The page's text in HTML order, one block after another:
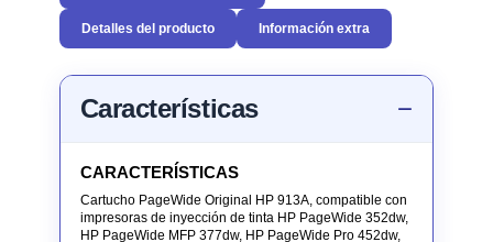
Detalles del producto Información extra
Características
CARACTERÍSTICAS
Cartucho PageWide Original HP 913A, compatible con
impresoras de inyección de tinta HP PageWide 352dw,
HP PageWide MFP 377dw, HP PageWide Pro 452dw,